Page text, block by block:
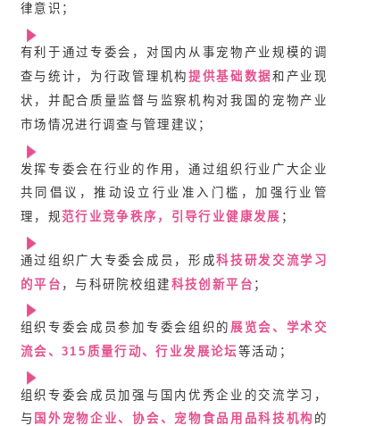
律意识；
有利于通过专委会，对国内从事宠物产业规模的调
查与统计，为行政管理机构提供基础数据和产业现
状，并配合质量监督与监察机构对我国的宠物产业
市场情况进行调查与管理建议；
发挥专委会在行业的作用，通过组织行业广大企业
共同倡议，推动设立行业准入门槛，加强行业管
理，规范行业竞争秩序，引导行业健康发展 ；
通过组织广大专委会成员，形成科技研发交流学习
的平台 ，与科研院校组建科技创新平台 ；
组织专委会成员参加专委会组织的 展览会、学术交
流会、315质量行动、行业发展论坛等活动；
组织专委会成员加强与国内优秀企业的交流学习，
与 国外宠物企业、协会、宠物食品用品科技机构 的